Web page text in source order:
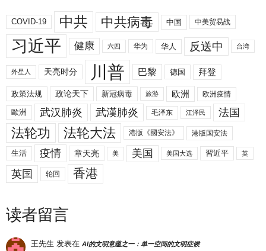
COVID-19 中共 中共病毒 中国 中美贸易战
习近平 健康 六四 华为 华人 反送中 台湾
外星人 天亮时分 川普 巴黎 德国 拜登
政策法规 政论天下 新冠病毒 旅游 欧洲 欧洲疫情
歐洲 武汉肺炎 武漢肺炎 毛泽东 江泽民 法国
法轮功 法轮大法 港版《國安法》 港版国安法
生活 疫情 章天亮 美 美国 美国大选 習近平 英
英国 轮回 香港
读者留言
王先生 发表在AI的文明意蕴之一：单一空间的文明症候